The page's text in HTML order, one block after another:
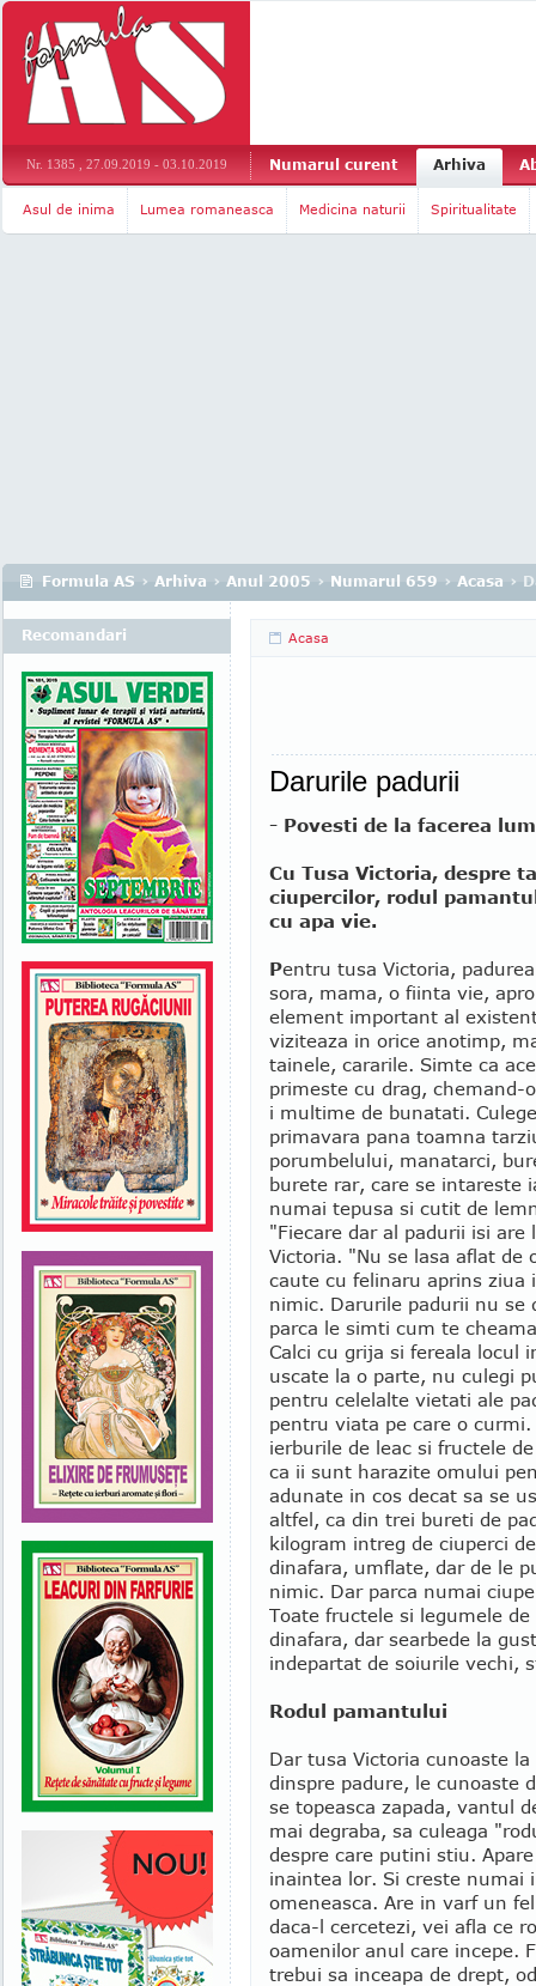
Nr. 1385 , 27.09.2019 - 03.10.2019 Numarul curent Arhiva
Asul de inima Lumea romaneasca Medicina naturii Spiritualitate
Formula AS › Arhiva › Anul 2005 › Numarul 659 › Acasa ›
Acasa
Darurile padurii
- Povesti de la facerea
Cu Tusa Victoria, despre
ciupercilor, rodul
cu apa vie.
Pentru tusa Victoria,
sora, mama, o fiinta vie,
element important al
viziteaza in orice anotimp,
tainele, cararile. Simte ca
primeste cu drag, chemand-
i multime de bunatati.
primavara pana toamna
porumbelului, manatarci,
burete rar, care se intareste
numai tepusa si cutit de
"Fiecare dar al padurii isi
Victoria. "Nu se lasa aflat de
caute cu felinaru aprins ziua
nimic. Darurile padurii nu se
parca le simti cum te
Calci cu grija si fereala locul
uscate la o parte, nu culegi
pentru celelalte vietati ale
pentru viata pe care o
ierburile de leac si fructele
ca ii sunt harazite omului
adunate in cos decat sa se
altfel, ca din trei bureti de
kilogram intreg de ciuperci
dinafara, umflate, dar de le
nimic. Dar parca numai
Toate fructele si legumele
dinafara, dar searbede la
indepartat de soiurile vechi,
Rodul pamantului
Dar tusa Victoria cunoaste
dinspre padure, le cunoaste
se topeasca zapada, vantul
mai degraba, sa culeaga
despre care putini stiu.
inaintea lor. Si creste numai
omeneasca. Are in varf un
daca-l cercetezi, vei afla ce
oamenilor anul care incepe.
trebui sa inceapa de drept,
Recomandari